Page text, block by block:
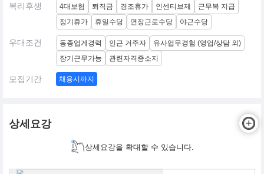
복리후생 4대보험 퇴직금 경조휴가 인센티브제
근무복 지급
정기휴가
휴일수당 연장근로수당 야근수당
우대조건 동종업계경력 인근 거주자
유사업무경험 (영업/상담 외)
장기근무가능
관련자격증소지
모집기간 채용시까지
상세요강
상세요강을 확대할 수 있습니다.